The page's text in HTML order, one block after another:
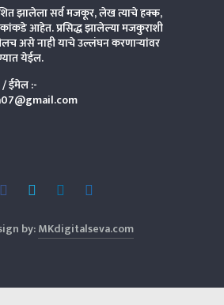
झालेला सर्व मजकूर, लेख त्याचे हक्क,
आहेत. प्रसिद्ध झालेल्या मजकुराशी
असे नाही याचे उल्लंघन करणाऱ्यांवर
येईल.
/ ईमेल :-
by:MKdigitalseva.com